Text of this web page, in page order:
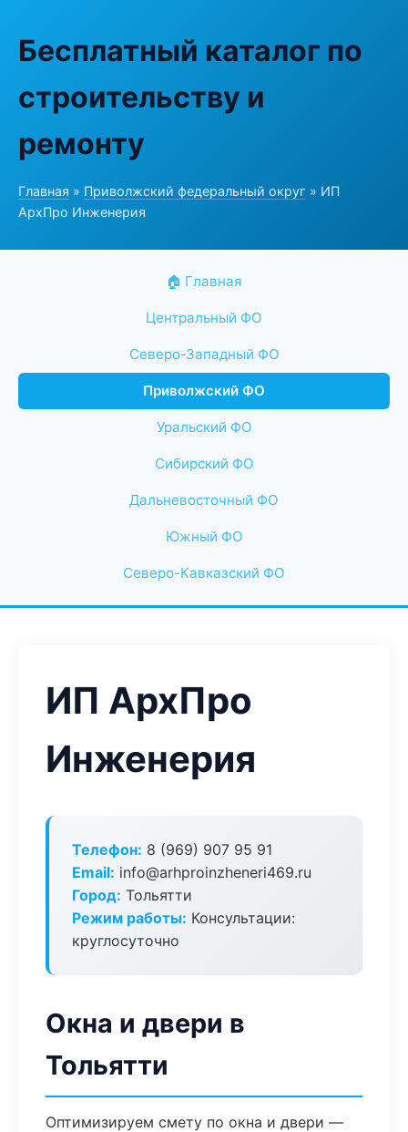
Бесплатный каталог по
строительству и
ремонту
Главная » Приволжский федеральный округ » ИП
АрхПро Инженерия
🏠 Главная
Центральный ФО
Северо-Западный ФО
Приволжский ФО
Уральский ФО
Сибирский ФО
Дальневосточный ФО
Южный ФО
Северо-Кавказский ФО
ИП АрхПро
Инженерия
Телефон: 8 (969) 907 95 91
Email: info@arhproinzheneri469.ru
Город: Тольятти
Режим работы: Консультации:
круглосуточно
Окна и двери в
Тольятти
Оптимизируем смету по окна и двери —